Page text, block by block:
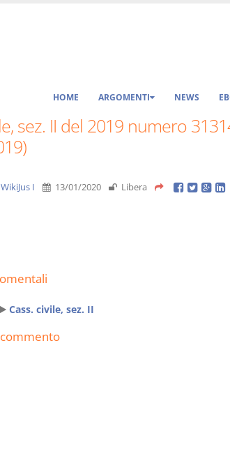
HOME ARGOMENTI NEWS
sez. II del 2019 numero
I 13/01/2020 Libera
Cass. civile, sez. II